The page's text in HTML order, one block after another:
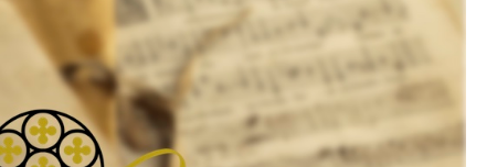
Tomás Luis de Victoria
Si alguien buscara utilidad, nada es
útil que la música, que penetrando
suavidad en los corazones a través
mensaje de los oídos, parece servir